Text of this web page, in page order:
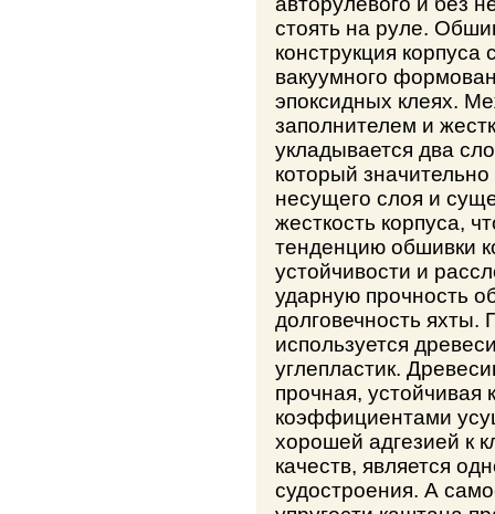
стоять на руле.
конструкция
вакуумного
эпоксидных клеях.
заполнителем и
укладывается два
который
несущего слоя и
жесткость корпуса,
тенденцию обшивки
устойчивости и
ударную прочность
долговечность яхты.
используется
углепластик.
прочная, устойчивая
коэффициентами
хорошей адгезией к
качеств, является
судостроения. А